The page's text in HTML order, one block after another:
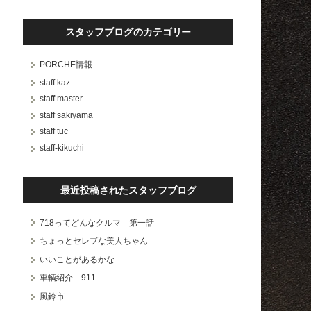
スタッフブログのカテゴリー
PORCHE情報
staff kaz
staff master
staff sakiyama
staff tuc
staff-kikuchi
最近投稿されたスタッフブログ
718ってどんなクルマ 第一話
ちょっとセレブな美人ちゃん
いいことがあるかな
車輌紹介 911
風鈴市